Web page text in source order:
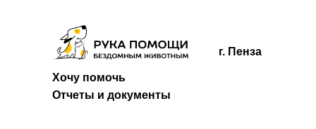
г. Пенза
Хочу помочь
Отчеты и документы